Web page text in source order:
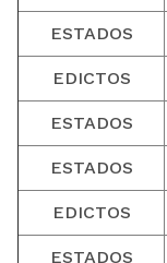
ESTADOS
EDICTOS
ESTADOS
ESTADOS
EDICTOS
ESTADOS